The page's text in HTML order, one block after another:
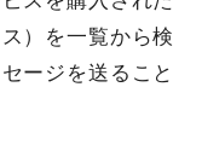
）を一覧から検
ージを送ること